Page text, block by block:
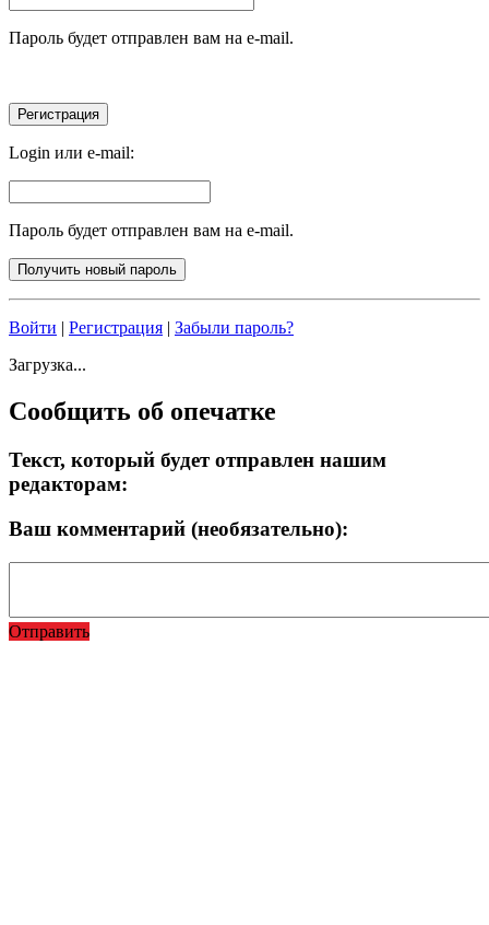
Пароль будет отправлен вам на e-mail.
Login или e-mail:
Пароль будет отправлен вам на e-mail.
Войти Регистрация
Забыли пароль?
Загрузка...
Сообщить об опечатке
Текст, который будет отправлен нашим
редакторам:
Ваш комментарий (необязательно):
Отправить